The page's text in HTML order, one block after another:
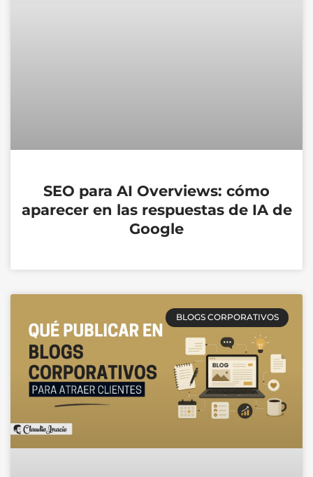
SEO para AI Overviews: cómo
aparecer en las respuestas de IA de
Google
BLOGS CORPORATIVOS